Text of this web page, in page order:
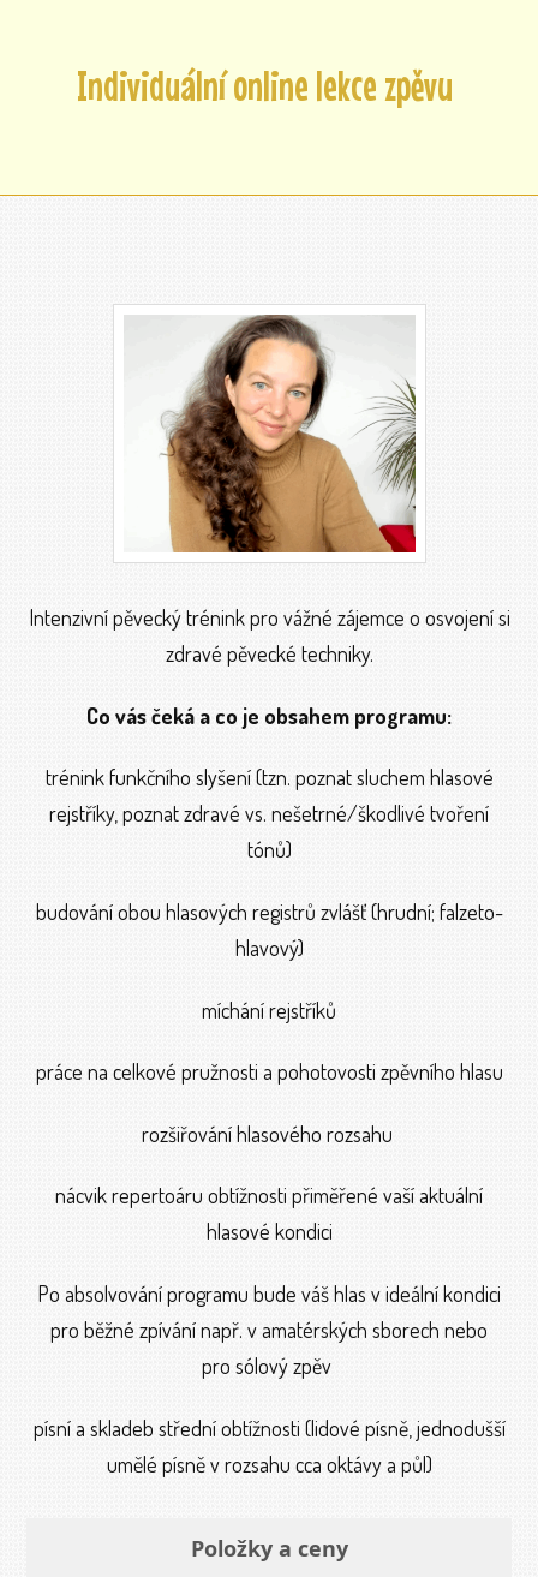
Individuální online lekce zpěvu
Intenzivní pěvecký trénink pro vážné zájemce o osvojení si
zdravé pěvecké techniky.
Co vás čeká a co je obsahem programu:
trénink funkčního slyšení (tzn. poznat sluchem hlasové
rejstříky, poznat zdravé vs. nešetrné/škodlivé tvoření
tónů)
budování obou hlasových registrů zvlášť (hrudní; falzeto-
hlavový)
míchání rejstříků
práce na celkové pružnosti a pohotovosti zpěvního hlasu
rozšiřování hlasového rozsahu
nácvik repertoáru obtížnosti přiměřené vaší aktuální
hlasové kondici
Po absolvování programu bude váš hlas v ideální kondici
pro běžné zpívání např. v amatérských sborech nebo
pro sólový zpěv
písní a skladeb střední obtížnosti (lidové písně, jednodušší
umělé písně v rozsahu cca oktávy a půl)
Položky a ceny